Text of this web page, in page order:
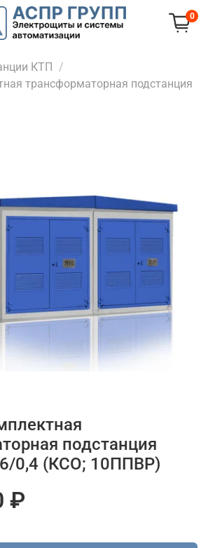
0
КТП
трансформаторная подстанция
подстанция
0,4 (КСО; 10ППВР)
₽